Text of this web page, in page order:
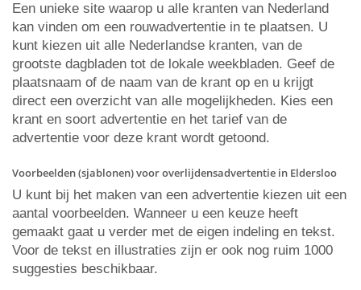
Een unieke site waarop u alle kranten van Nederland
kan vinden om een rouwadvertentie in te plaatsen. U
kunt kiezen uit alle Nederlandse kranten, van de
grootste dagbladen tot de lokale weekbladen. Geef de
plaatsnaam of de naam van de krant op en u krijgt
direct een overzicht van alle mogelijkheden. Kies een
krant en soort advertentie en het tarief van de
advertentie voor deze krant wordt getoond.
Voorbeelden (sjablonen) voor overlijdensadvertentie in Eldersloo
U kunt bij het maken van een advertentie kiezen uit een
aantal voorbeelden. Wanneer u een keuze heeft
gemaakt gaat u verder met de eigen indeling en tekst.
Voor de tekst en illustraties zijn er ook nog ruim 1000
suggesties beschikbaar.